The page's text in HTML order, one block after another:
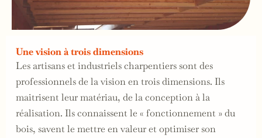
Une vision à trois dimensions
Les artisans et industriels charpentiers sont des
professionnels de la vision en trois dimensions. Ils
maitrisent leur matériau, de la conception à la
réalisation. Ils connaissent le « fonctionnement » du
bois, savent le mettre en valeur et optimiser son